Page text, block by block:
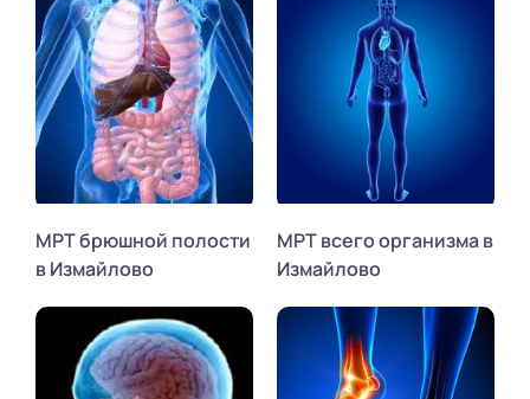
МРТ брюшной полости
в Измайлово
МРТ всего организма в
Измайлово